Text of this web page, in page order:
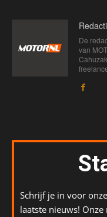
De
van
Schrijf je in voor
laatste nieuws!